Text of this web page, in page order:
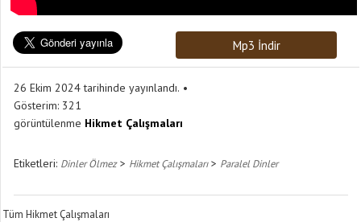
Mp3 İndir
26 Ekim 2024 tarihinde yayınlandı.
Gösterim: 321
görüntülenme Hikmet Çalışmaları
Etiketleri: Dinler Ölmez> Hikmet Çalışmaları> Paralel Dinler
Tüm Hikmet Çalışmaları